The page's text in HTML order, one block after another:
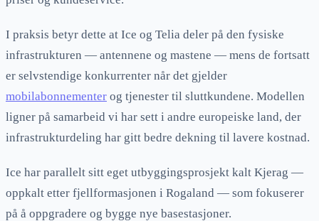
I praksis betyr dette at Ice og Telia deler på den fysiske
infrastrukturen — antennene og mastene — mens de fortsatt
er selvstendige konkurrenter når det gjelder
mobilabonnementer og tjenester til sluttkundene. Modellen
ligner på samarbeid vi har sett i andre europeiske land, der
infrastrukturdeling har gitt bedre dekning til lavere kostnad.
Ice har parallelt sitt eget utbyggingsprosjekt kalt Kjerag —
oppkalt etter fjellformasjonen i Rogaland — som fokuserer
på å oppgradere og bygge nye basestasjoner.